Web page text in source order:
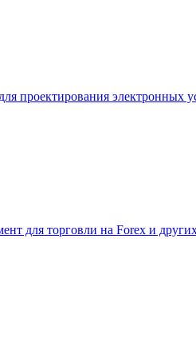
проектирования электронных
для торговли на Forex и